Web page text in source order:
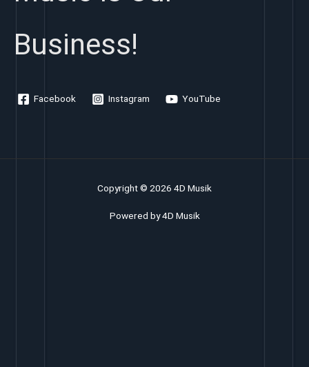
Business!
Facebook Instagram YouTube
Copyright © 2026 4D Musik
Powered by 4D Musik